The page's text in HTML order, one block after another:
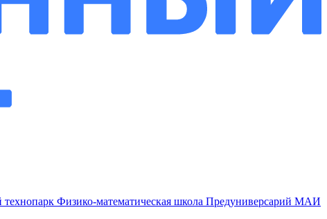
технопарк Физико-математическая школа Предуниверсарий МАИ